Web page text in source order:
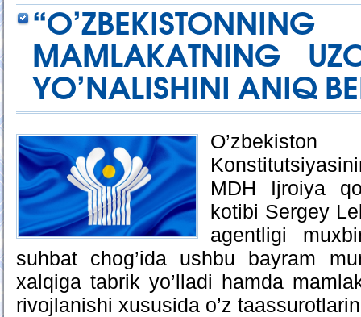
MAMLAKATNING
YO’NALISHINI ANIQ
MDH Ijroiya
kotibi Sergey
agentligi
suhbat chog’ida ushbu bayram
xalqiga tabrik yo’lladi hamda
rivojlanishi xususida o’z